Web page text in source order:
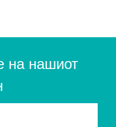
на нашиот